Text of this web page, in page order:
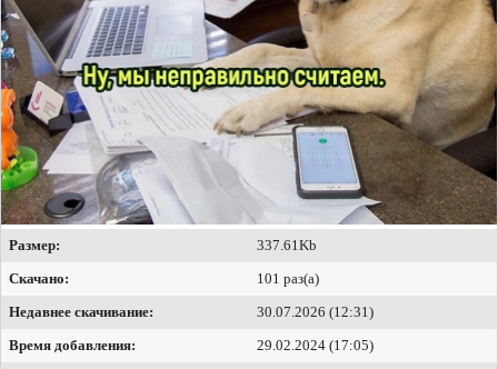
Размер:
337.61Kb
Скачано:
101 раз(а)
Недавнее скачивание:
30.07.2026 (12:31)
Время добавления:
29.02.2024 (17:05)